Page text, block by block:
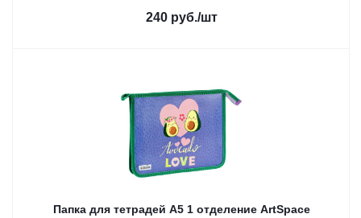
240руб./шт
Папка для тетрадей А5 1 отделение ArtSpace